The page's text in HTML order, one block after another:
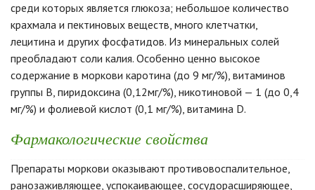
среди которых является глюкоза; небольшое количество
крахмала и пектиновых веществ, много клетчатки,
лецитина и других фосфатидов. Из минеральных солей
преобладают соли калия. Особенно ценно высокое
содержание в моркови каротина (до 9 мг/%), витаминов
группы В, пиридоксина (0,12мг/%), никотиновой — 1 (до 0,4
мг/%) и фолиевой кислот (0,1 мг/%), витамина D.
Фармакологические свойства
Препараты моркови оказывают противовоспалительное,
ранозаживляющее, успокаивающее, сосудорасширяющее,